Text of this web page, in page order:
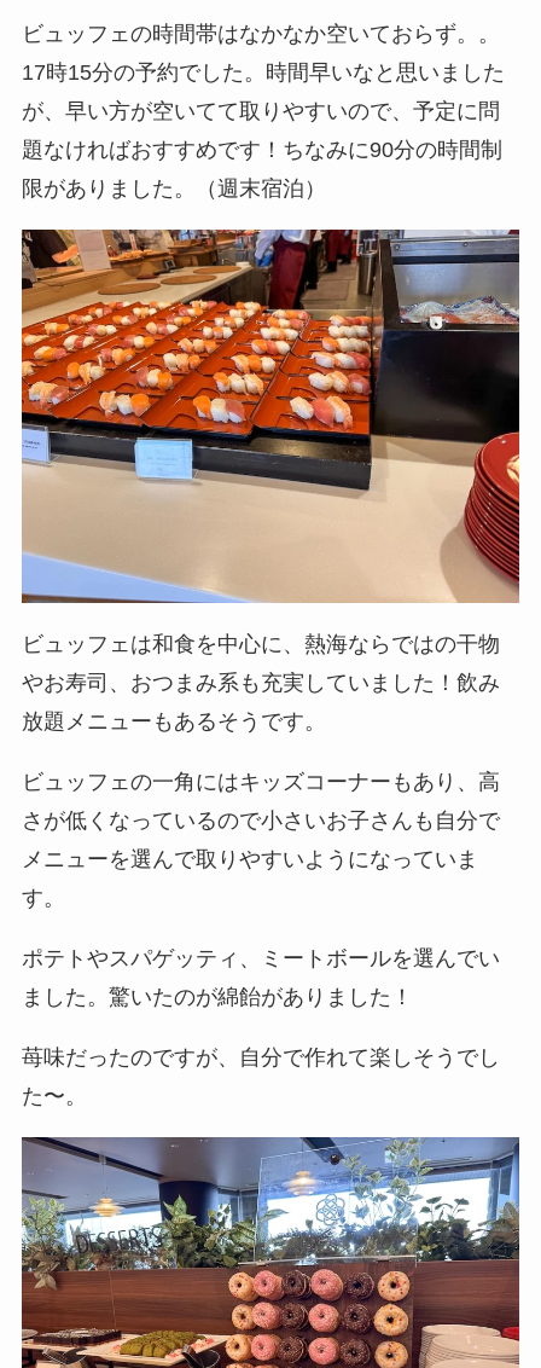
ビュッフェの時間帯はなかなか空いておらず。。
17時15分の予約でした。時間早いなと思いました
が、早い方が空いてて取りやすいので、予定に問
題なければおすすめです！ちなみに90分の時間制
限がありました。（週末宿泊）
ビュッフェは和食を中心に、熱海ならではの干物
やお寿司、おつまみ系も充実していました！飲み
放題メニューもあるそうです。
ビュッフェの一角にはキッズコーナーもあり、高
さが低くなっているので小さいお子さんも自分で
メニューを選んで取りやすいようになっていま
す。
ポテトやスパゲッティ、ミートボールを選んでい
ました。驚いたのが綿飴がありました！
苺味だったのですが、自分で作れて楽しそうでし
た〜。